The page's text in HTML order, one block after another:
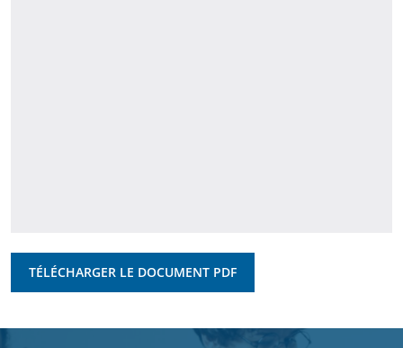
TÉLÉCHARGER LE DOCUMENT PDF